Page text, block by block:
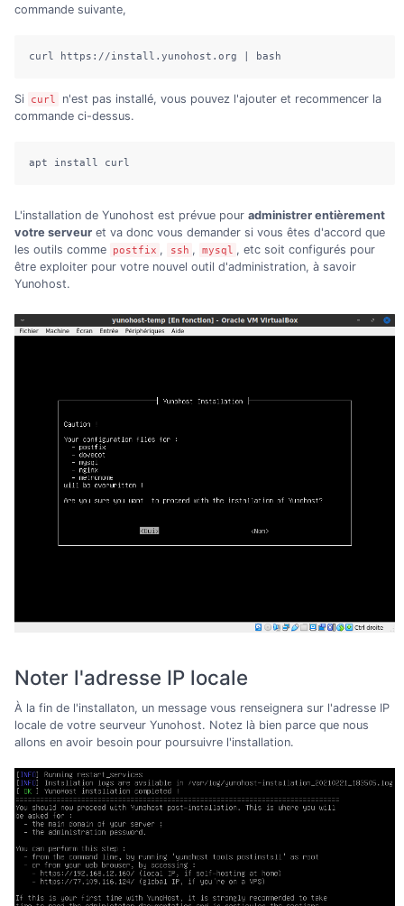
commande suivante,
curl https://install.yunohost.org | bash
Si curl
n'est pas installé, vous pouvez l'ajouter et recommencer la
commande ci-dessus.
apt install curl
L'installation de Yunohost est prévue pour administrer entièrement
votre serveur et va donc vous demander si vous êtes d'accord que
les outils comme
postfix , ssh , mysql , etc soit configurés pour
être exploiter pour votre nouvel outil d'administration, à savoir
Yunohost.
Noter l'adresse IP locale
À la fin de l'installaton, un message vous renseignera sur l'adresse IP
locale de votre seurveur Yunohost. Notez là bien parce que nous
allons en avoir besoin pour poursuivre l'installation.